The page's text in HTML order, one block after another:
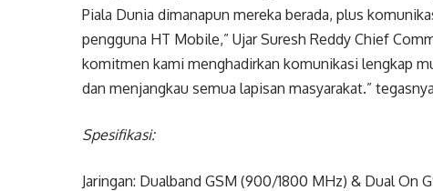
Piala Dunia dimanapun mereka berada, plus
pengguna HT Mobile,” Ujar Suresh Reddy Chief
komitmen kami menghadirkan komunikasi lengkap
dan menjangkau semua lapisan masyarakat.” tegasnya
Spesifikasi:
Jaringan: Dualband GSM (900/1800 MHz) & Dual On